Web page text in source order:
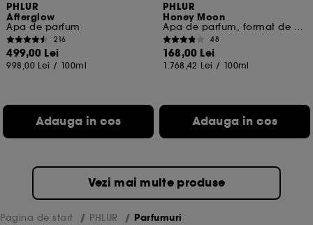
PHLUR
Afterglow
Apa de parfum
216
499,00 Lei
998,00 Lei / 100ml
Adauga in cos
PHLUR
Honey Moon
Apa de parfum, format de voiaj
48
168,00 Lei
1.768,42 Lei / 100ml
Adauga in cos
Vezi mai multe produse
Pagina de start PHLUR Parfumuri